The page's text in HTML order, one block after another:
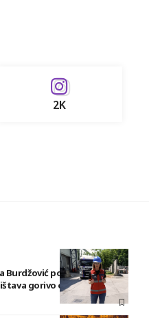
2K
Burdžović posjetila Lukavac
gorivo od otpada